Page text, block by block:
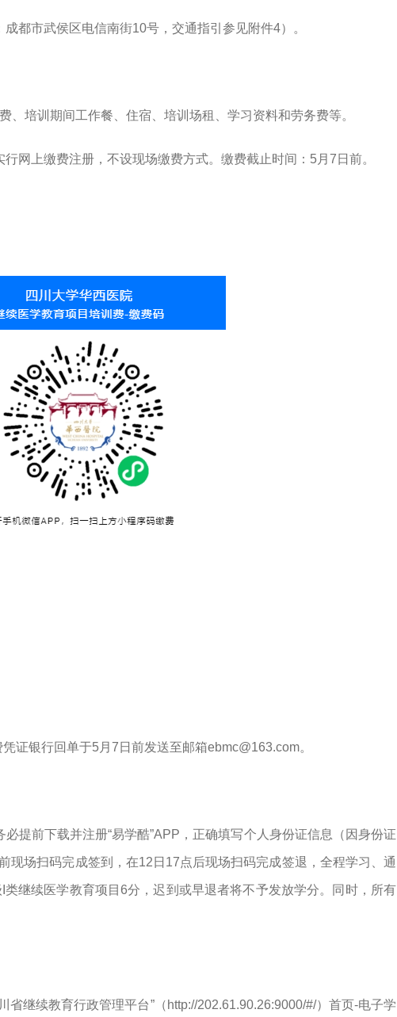
都市武侯区电信南街10号，交通指引参见附件4）。
、培训期间工作餐、住宿、培训场租、学习资料和劳务费等。
网上缴费注册，不设现场缴费方式。缴费截止时间：5月7日前。
证银行回单于5月7日前发送至邮箱ebmc@163.com。
提前下载并注册“易学酷”APP，正确填写个人身份证信息（因身份证
现场扫码完成签到，在12日17点后现场扫码完成签退，全程学习、通
继续医学教育项目6分，迟到或早退者将不予发放学分。同时，所有
省继续教育行政管理平台”（http://202.61.90.26:9000/#/）首页-电子学